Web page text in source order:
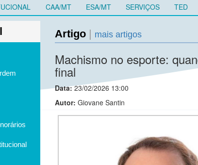
CAA/MT ESA/MT SERVIÇOS TED
Artigo mais artigos
Machismo no esporte:
final
Data:23/02/2026 13:00
Autor: Giovane Santin